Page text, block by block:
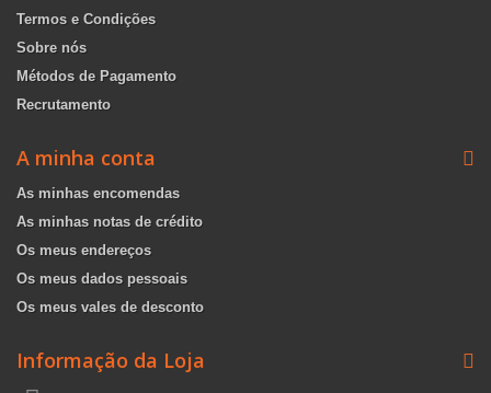
Termos e Condições
Sobre nós
Métodos de Pagamento
Recrutamento
A minha conta
As minhas encomendas
As minhas notas de crédito
Os meus endereços
Os meus dados pessoais
Os meus vales de desconto
Informação da Loja